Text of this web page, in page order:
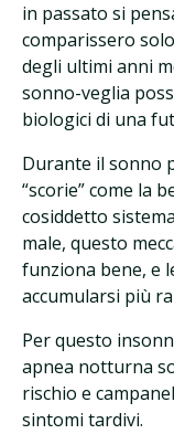
in passato si
comparissero
degli ultimi anni
sonno-veglia
biologici di una
Durante il sonno
“scorie” come la
cosiddetto
male, questo
funziona bene, e
accumularsi più
Per questo
apnea notturna
rischio e
sintomi tardivi.